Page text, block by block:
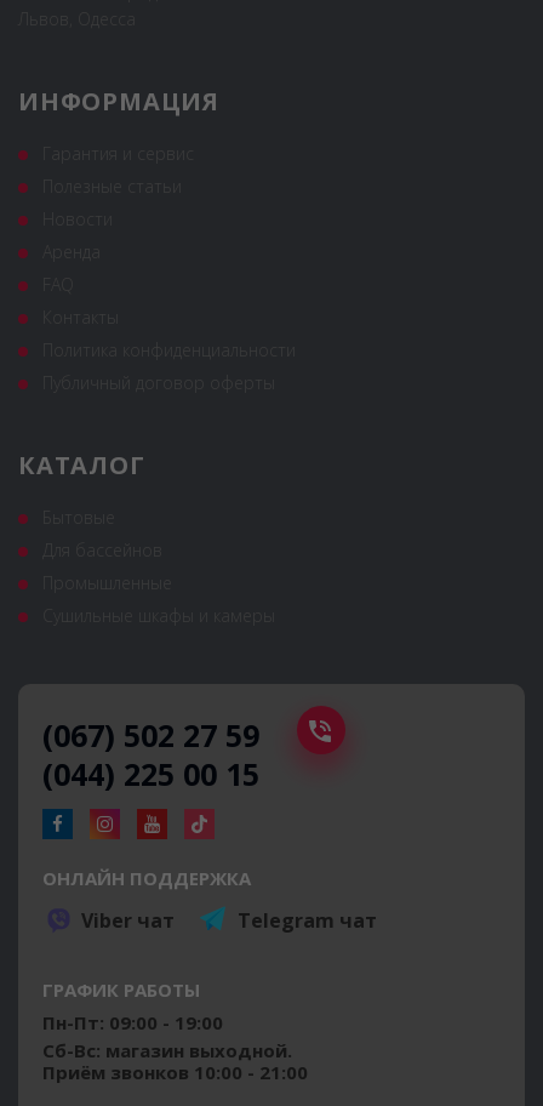
ИНФОРМАЦИЯ
КАТАЛОГ
(067) 502 27 59
(044) 225 00 15
ОНЛАЙН ПОДДЕРЖКА
Viber чат Telegram чат
ГРАФИК РАБОТЫ
Пн-Пт: 09:00 - 19:00
Сб-Вс: магазин выходной.
Приём звонков 10:00 - 21:00